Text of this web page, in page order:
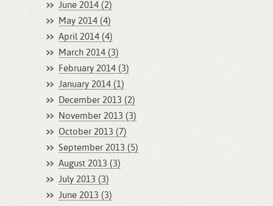
June 2014 (2)
May 2014 (4)
April 2014 (4)
March 2014 (3)
February 2014 (3)
January 2014 (1)
December 2013 (2)
November 2013 (3)
October 2013 (7)
September 2013 (5)
August 2013 (3)
July 2013 (3)
June 2013 (3)